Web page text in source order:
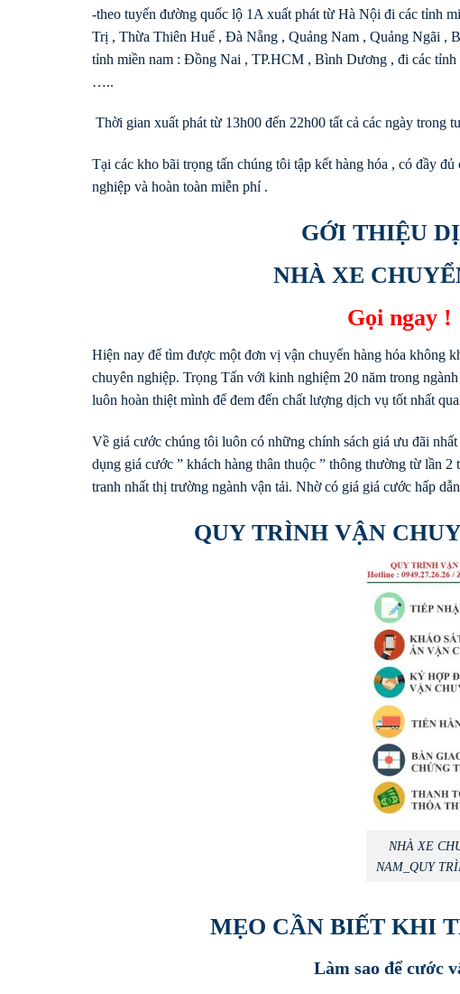
-theo tuyến đường quốc lộ 1A xuất phát từ Hà Nội đi các tỉnh
Trị , Thừa Thiên Huế , Đà Nẵng , Quảng Nam , Quảng Ngãi ,
tỉnh miền nam : Đồng Nai , TP.HCM , Bình Dương , đi các
…..
Thời gian xuất phát từ 13h00 đến 22h00 tất cả các ngày trong
Tại các kho bãi trọng tấn chúng tôi tập kết hàng hóa , có đầy
nghiệp và hoàn toàn miễn phí .
GỚI THIỆU
NHÀ XE
Gọi ngay !
Hiện nay để tìm được một đơn vị vận chuyển hàng hóa không
chuyên nghiệp. Trọng Tấn với kinh nghiệm 20 năm trong
luôn hoàn thiệt mình để đem đến chất lượng dịch vụ tốt nhất
Về giá cước chúng tôi luôn có những chính sách giá ưu đãi
dụng giá cước ” khách hàng thân thuộc ” thông thường từ lần
tranh nhất thị trường ngành vận tải. Nhờ có giá giá cước hấp
QUY TRÌNH VẬN
NHÀ XE
NAM_QUY
MẸO CẦN BIẾT KHI
Làm sao để cước